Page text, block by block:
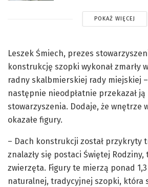
POKAŻ WIĘCEJ
Leszek Śmiech, prezes
konstrukcję szopki wykonał zmarły
radny skalbmierskiej rady miejskiej –
następnie nieodpłatnie przekazał ją
stowarzyszenia. Dodaje, że wnętrze
okazałe figury.
– Dach konstrukcji został przykryty
znalazły się postaci Świętej
zwierzęta. Figury te mierzą ponad
naturalnej, tradycyjnej szopki, która